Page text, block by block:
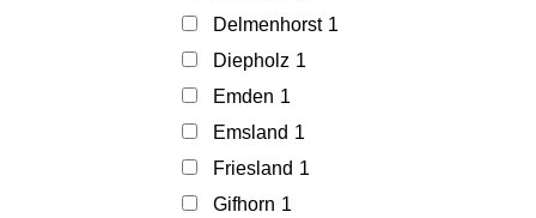
Delmenhorst 1
Diepholz 1
Emden 1
Emsland 1
Friesland 1
Gifhorn 1